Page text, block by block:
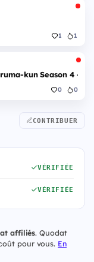
1 1
kun Season 4 -
0 0
CONTRIBUER
VÉRIFIÉE
VÉRIFIÉE
affiliés. Quodat
pour vous. En